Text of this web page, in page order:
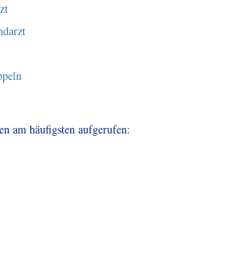
am häufigsten aufgerufen: